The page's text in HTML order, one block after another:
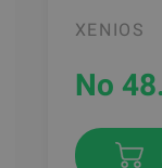
XENIOS
No